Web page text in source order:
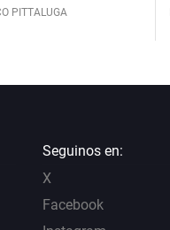
PITTALUGA
Seguinos en:
X
Facebook